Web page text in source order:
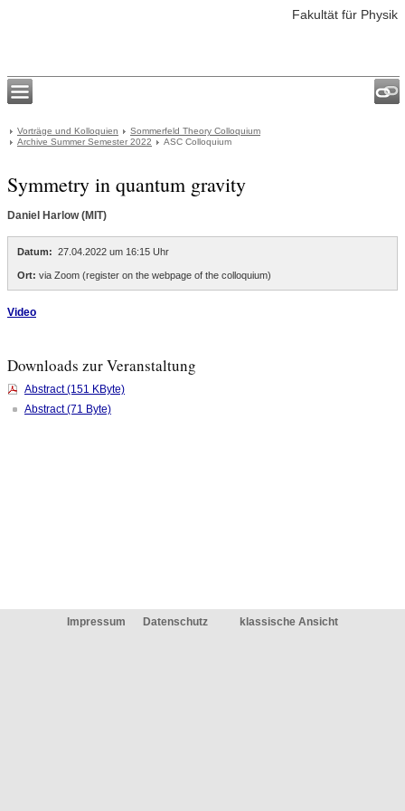
Fakultät für Physik
Vorträge und Kolloquien
Sommerfeld Theory Colloquium
Archive Summer Semester 2022
ASC Colloquium
Symmetry in quantum gravity
Daniel Harlow (MIT)
Datum: 27.04.2022 um 16:15 Uhr
Ort: via Zoom (register on the webpage of the colloquium)
Video
Downloads zur Veranstaltung
Abstract (151 KByte)
Abstract (71 Byte)
Impressum Datenschutz klassische Ansicht